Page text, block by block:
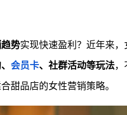
势实现快速盈利？近年来
会员卡、社群活动等玩法，
甜品店的女性营销策略。